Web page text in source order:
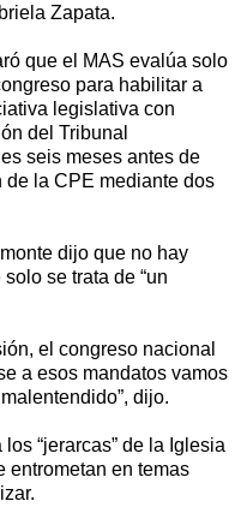
Zapata.
que el MAS evalúa solo
para habilitar a
legislativa con
del Tribunal
seis meses antes de
de la CPE mediante dos
dijo que no hay
se trata de “un
el congreso nacional
a esos mandatos vamos
dijo.
“jerarcas” de la Iglesia
entrometan en temas